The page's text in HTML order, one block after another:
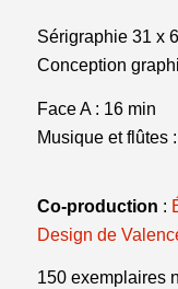
Sérigraphie 31 x
Conception
Face A : 16 min
Musique et flûtes
Co-production :
Design de
150 exemplaires